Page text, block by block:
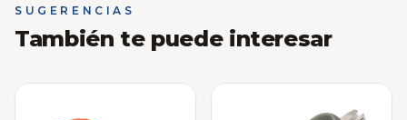
SUGERENCIAS
También te puede interesar